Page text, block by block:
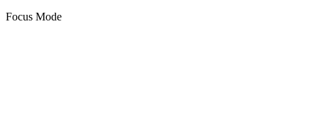
Focus Mode